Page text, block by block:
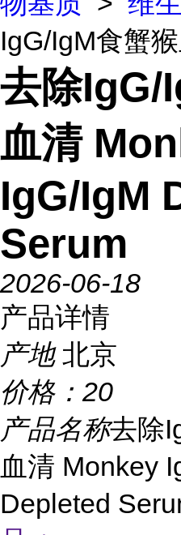
IgG/IgM食蟹
去除IgG/
血清
IgG/IgM
Serum
2026-06-18
产品详情
产地 北京
价格： 20
产品名称去除
血清 Monkey
Depleted